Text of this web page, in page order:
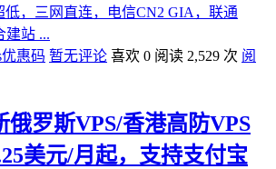
低，三网直连，电信CN2 GIA，联通
建站 ...
优惠码 暂无评论 喜欢 0 阅读 2,529 次 阅
俄罗斯VPS/香港高防VPS
美元/月起，支持支付宝